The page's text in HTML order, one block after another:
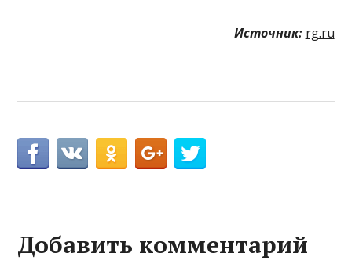
Источник: rg.ru
Добавить комментарий